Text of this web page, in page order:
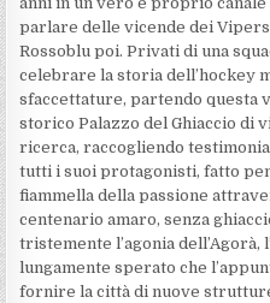
parlare delle vicende dei
Rossoblu poi. Privati di una
celebrare la storia dell’hockey
sfaccettature, partendo questa
storico Palazzo del Ghiaccio di
ricerca, raccogliendo
tutti i suoi protagonisti, fatto
fiammella della passione
centenario amaro, senza
tristemente l’agonia dell’Agorà,
lungamente sperato che
fornire la città di nuove